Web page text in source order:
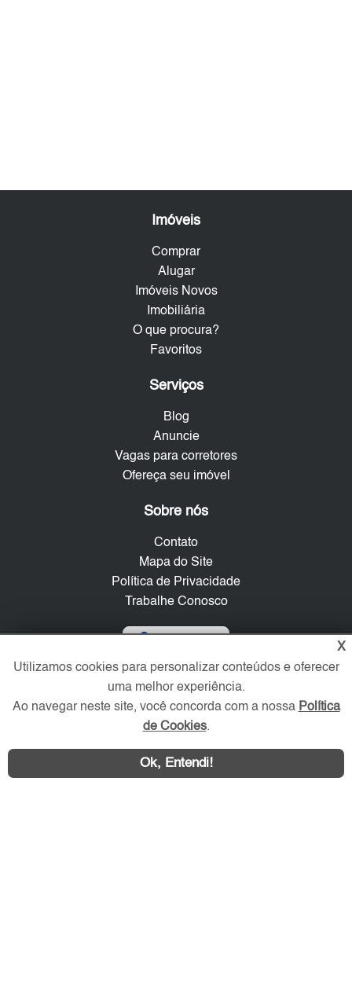
Imóveis
Comprar
Alugar
Imóveis Novos
Imobiliária
O que procura?
Favoritos
Serviços
Blog
Anuncie
Vagas para corretores
Ofereça seu imóvel
Sobre nós
Contato
Mapa do Site
Política de Privacidade
Trabalhe Conosco
Verificada por
Redes Sociais
X
Utilizamos cookies para personalizar conteúdos e oferecer
uma melhor experiência.
Ao navegar neste site, você concorda com a nossa Política
de Cookies.
Ok, Entendi!